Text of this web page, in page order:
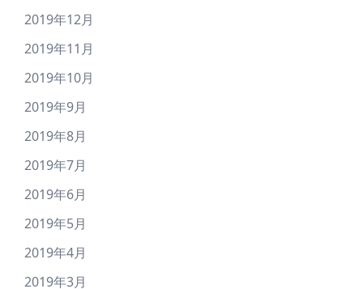
2019年12月
2019年11月
2019年10月
2019年9月
2019年8月
2019年7月
2019年6月
2019年5月
2019年4月
2019年3月